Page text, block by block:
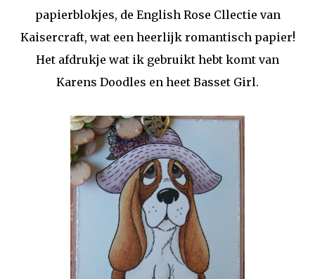
papierblokjes, de English Rose Cllectie van
Kaisercraft, wat een heerlijk romantisch papier!
Het afdrukje wat ik gebruikt hebt komt van
Karens Doodles en heet Basset Girl.